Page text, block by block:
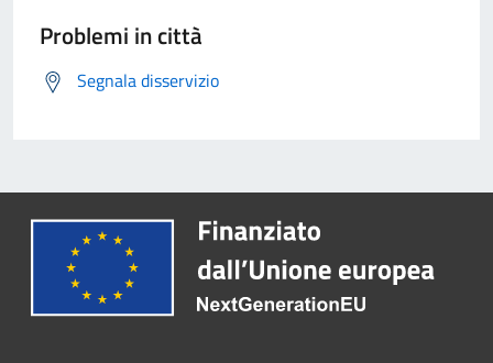
Problemi in città
Segnala disservizio